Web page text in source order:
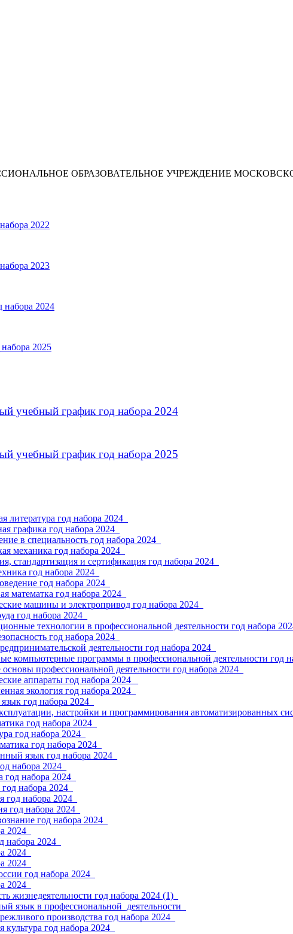
ОБРАЗОВАТЕЛЬНОЕ УЧРЕЖДЕНИЕ
2022
2023
2024
2025
учебный график год набора 2024
учебный график год набора 2025
год набора 2024_
год набора 2024_
в специальность год набора 2024_
механика год набора 2024_
и сертификация год набора 2024_
год набора 2024_
год набора 2024_
год набора 2024_
машины и электропривод год набора 2024_
год набора 2024_
технологии в профессиональной деятельности год набора
год набора 2024_
деятельности год набора 2024_
программы в профессиональной деятельности год
профессиональной деятельности год набора 2024_
аппараты год набора 2024 _
экология год набора 2024_
год набора 2024_
настройки и программирования автоматизированных
год набора 2024_
год набора 2024_
год набора 2024_
язык год набора 2024_
набора 2024_
набора 2024_
набора 2024_
набора 2024_
набора 2024_
год набора 2024_
2024_
год набора 2024_
жизнедеятельности год набора 2024 (1)_
язык в профессиональной_деятельности_
производства год набора 2024_
год набора 2024_